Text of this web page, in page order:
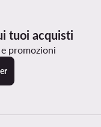
tuoi acquisti
promozioni